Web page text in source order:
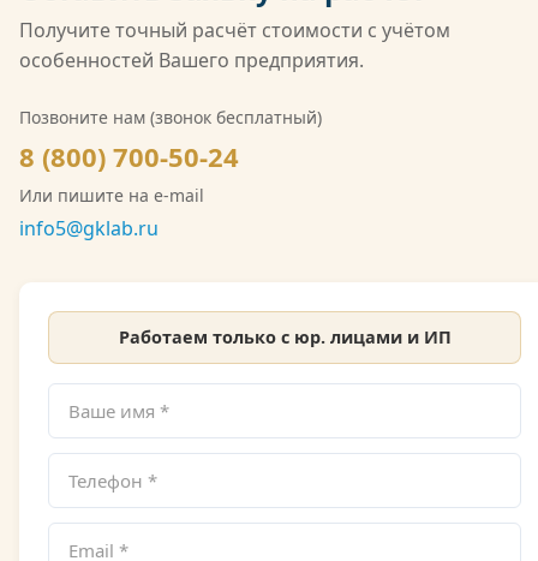
(Л039-00117-77/02547257) на деятельность в
области гидрометеорологии, включающую
водных объектов и почв. Также имеется допуск
СРО на выполнение инженерно-экологических
изысканий. Со скан-копией лицензии
Росгидромета можно ознакомиться на сайте.
Получите точный расчёт стоимости с учётом
особенностей Вашего предприятия.
Позвоните нам (звонок бесплатный)
8 (800) 700-50-24
Или пишите на e-mail
info5@gklab.ru
Работаем только с юр. лицами и ИП